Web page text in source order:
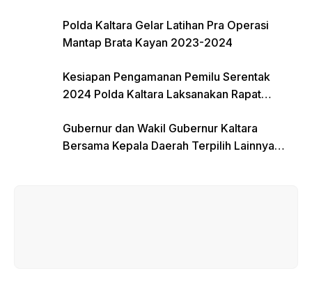
Polda Kaltara Gelar Latihan Pra Operasi
Mantap Brata Kayan 2023-2024
Kesiapan Pengamanan Pemilu Serentak
2024 Polda Kaltara Laksanakan Rapat
Gubernur dan Wakil Gubernur Kaltara
Bersama Kepala Daerah Terpilih Lainnya